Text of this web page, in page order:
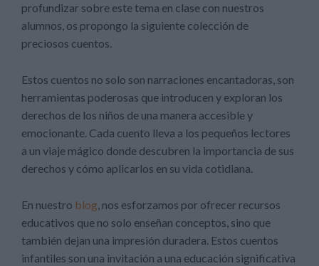
profundizar sobre este tema en clase con nuestros
alumnos, os propongo la siguiente colección de
preciosos cuentos.
Estos cuentos no solo son narraciones encantadoras, son
herramientas poderosas que introducen y exploran los
derechos de los niños de una manera accesible y
emocionante. Cada cuento lleva a los pequeños lectores
a un viaje mágico donde descubren la importancia de sus
derechos y cómo aplicarlos en su vida cotidiana.
En nuestro blog, nos esforzamos por ofrecer recursos
educativos que no solo enseñan conceptos, sino que
también dejan una impresión duradera. Estos cuentos
infantiles son una invitación a una educación significativa